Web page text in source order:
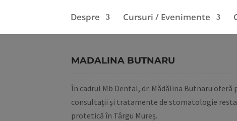
Despre Cursuri / Evenimente
MADALINA BUTNARU
În cadrul Mb Dental, dr. Mădălina Butnaru oferă
consultații și tratamente de stomatologie
protetică în Târgu Mureș.